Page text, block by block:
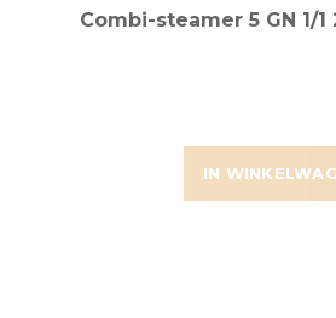
IN
Combi-steamer 5 GN 1/1